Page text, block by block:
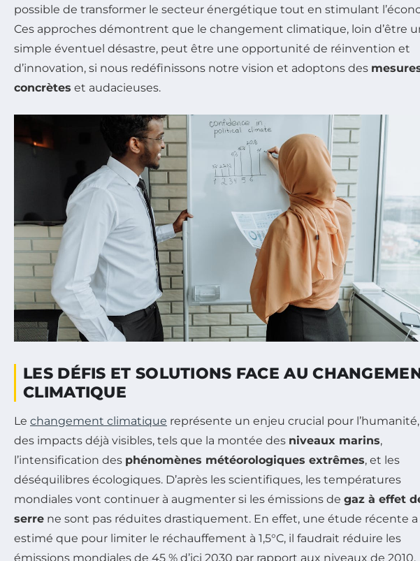
possible de transformer le secteur énergétique tout en stimulant
Ces approches démontrent que le changement climatique, loin d’être
simple éventuel désastre, peut être une opportunité de réinvention et
d’innovation, si nous redéfinissons notre vision et adoptons des
concrètes et audacieuses.
LES DÉFIS ET SOLUTIONS FACE AU
CLIMATIQUE
Le changement climatique représente un enjeu crucial pour
des impacts déjà visibles, tels que la montée des niveaux marins,
l’intensification des phénomènes météorologiques extrêmes, et les
déséquilibres écologiques. D’après les scientifiques, les températures
mondiales vont continuer à augmenter si les émissions de gaz à effet
serre ne sont pas réduites drastiquement. En effet, une étude récente a
estimé que pour limiter le réchauffement à 1,5°C, il faudrait réduire les
émissions mondiales de 45 % d’ici 2030 par rapport aux niveaux de 2010.